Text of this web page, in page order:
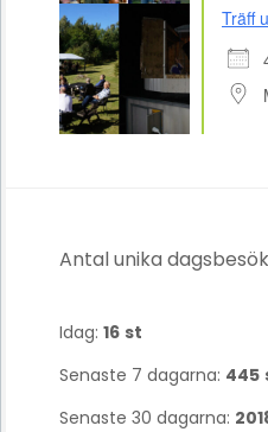
Träff
Antal unika
Idag: 16 st
Senaste 7 dagarna: 445
Senaste 30 dagarna: